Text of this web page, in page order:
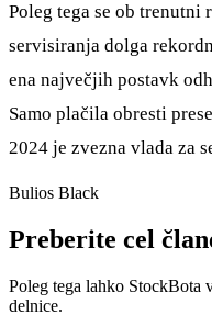
Poleg tega se ob
servisiranja dolga
ena največjih postavk
Samo plačila obresti
2024 je zvezna vlada za
Bulios Black
Preberite cel
Poleg tega lahko StockBota
delnice.